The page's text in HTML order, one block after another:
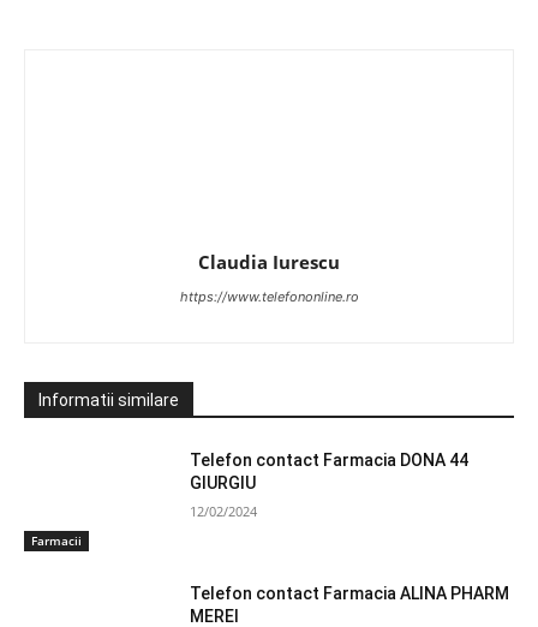
Claudia Iurescu
https://www.telefononline.ro
Informatii similare
Farmacii
Telefon contact Farmacia DONA 44
GIURGIU
12/02/2024
Telefon contact Farmacia ALINA PHARM
MEREI